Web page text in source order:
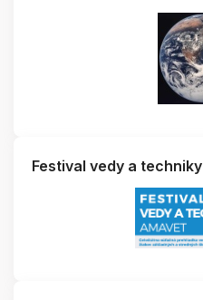
Festival vedy a techniky